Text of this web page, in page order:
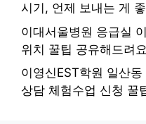
시기, 언제 보내는 게
이대서울병원 응급실
위치 꿀팁 공유해드려
이영신EST학원 일산
상담 체험수업 신청 꿀